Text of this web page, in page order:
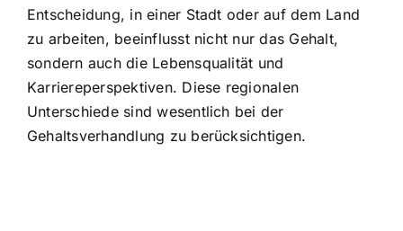
Entscheidung, in einer Stadt oder auf dem Land
zu arbeiten, beeinflusst nicht nur das Gehalt,
sondern auch die Lebensqualität und
Karriereperspektiven. Diese regionalen
Unterschiede sind wesentlich bei der
Gehaltsverhandlung zu berücksichtigen.